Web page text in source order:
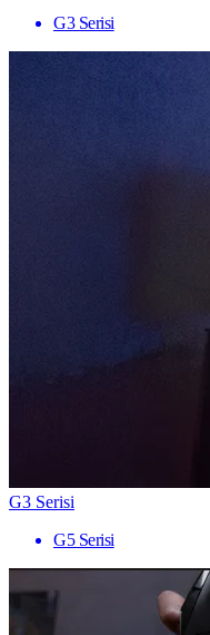
G3 Serisi
G3 Serisi
G5 Serisi